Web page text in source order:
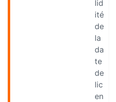
lid
ité
de
la
da
te
de
lic
en